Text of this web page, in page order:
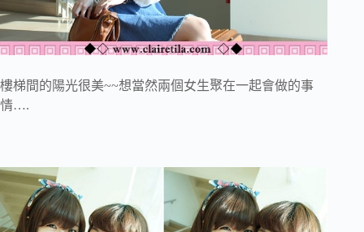
樓梯間的陽光很美~~想當然兩個女生聚在一起會做的事
情….